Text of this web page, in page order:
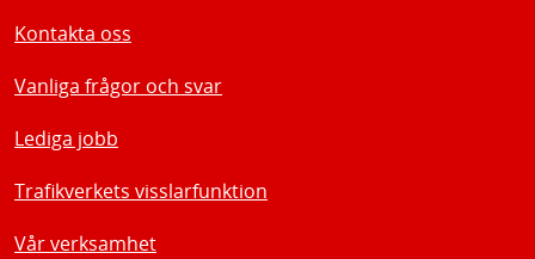
Kontakta oss
Vanliga frågor och svar
Lediga jobb
Trafikverkets visslarfunktion
Vår verksamhet